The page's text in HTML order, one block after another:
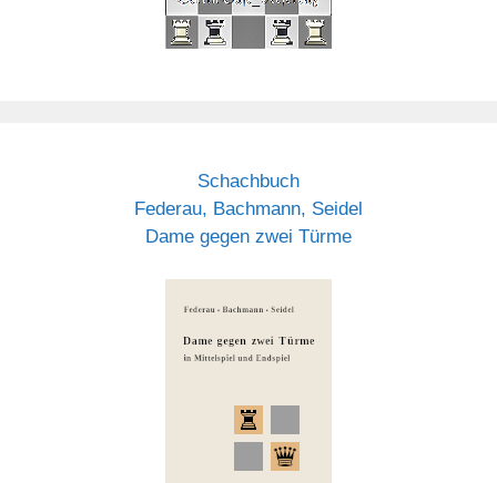
Schachbuch
Federau, Bachmann, Seidel
Dame gegen zwei Türme